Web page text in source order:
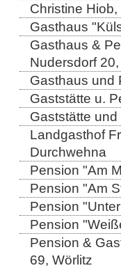
Christine
Gasthaus
Gasthaus &
Nudersdorf
Gasthaus und
Gaststätte u.
Gaststätte
Landgasthof
Durchwehna
Pension "Am
Pension "Am
Pension
Pension
Pension &
69, Wörlitz